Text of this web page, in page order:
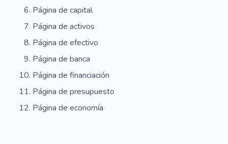
Papel Principal
Práctico
Estado
Folleto
Comercio Electrónico
Corrección De Pruebas
Mesa
Limpieza
Sintonización
Catalogar
Editor
Página de capital
Página de activos
Página de efectivo
Página de banca
Página de financiación
Página de presupuesto
Página de economía